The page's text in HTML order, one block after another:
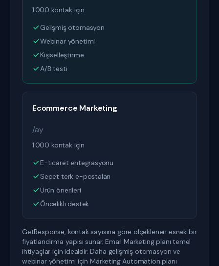
1.000 kontak için
Gelişmiş otomasyon
Webinar yönetimi
Kişiselleştirme
A/B testi
Ecommerce Marketing
/ay
1.000 kontak için
E-ticaret entegrasyonu
Sepet terk e-postaları
Ürün önerileri
Öncelikli destek
GetResponse, kontak sayısına göre ölçeklenen esnek bir
fiyatlandırma yapısı sunar. Email Marketing planı temel
ihtiyaçlar için idealdir. Daha gelişmiş otomasyon ve
webinar yönetimi için Marketing Automation planı